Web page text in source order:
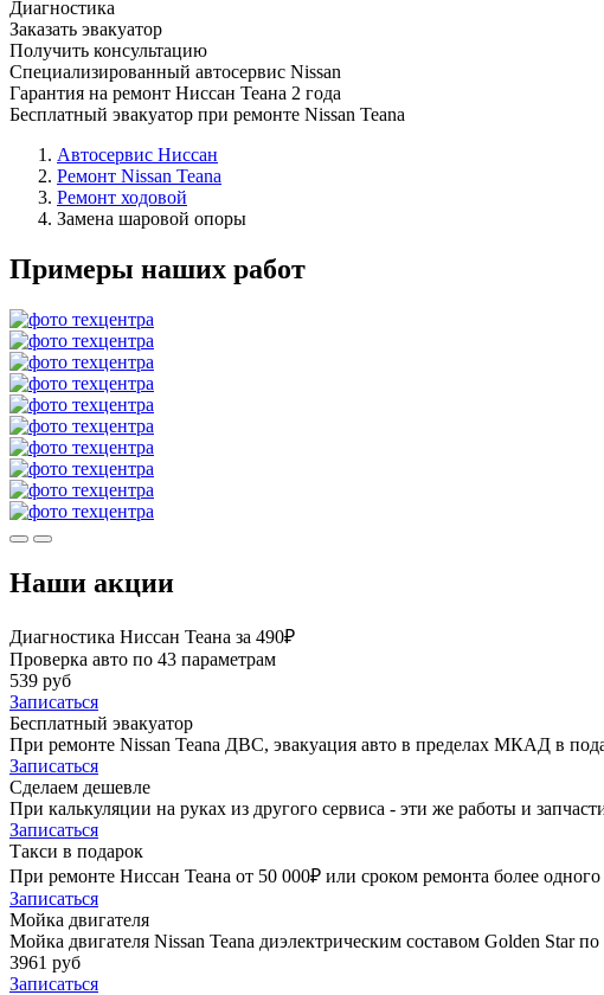
Диагностика
Заказать эвакуатор
Получить консультацию
Специализированный автосервис Nissan
Гарантия на ремонт Ниссан Теана 2 года
Бесплатный эвакуатор при ремонте Nissan Teana
Автосервис Ниссан
Ремонт Nissan Teana
Ремонт ходовой
Замена шаровой опоры
Примеры наших работ
Наши акции
Диагностика Ниссан Теана за 490₽
Проверка авто по 43 параметрам
539 руб
Записаться
Бесплатный эвакуатор
При ремонте Nissan Teana ДВС, эвакуация авто в пределах МКАД в
Записаться
Сделаем дешевле
При калькуляции на руках из другого сервиса - эти же работы и
Записаться
Такси в подарок
При ремонте Ниссан Теана от 50 000₽ или сроком ремонта более
Записаться
Мойка двигателя
Мойка двигателя Nissan Teana диэлектрическим составом Golden Star
3961 руб
Записаться